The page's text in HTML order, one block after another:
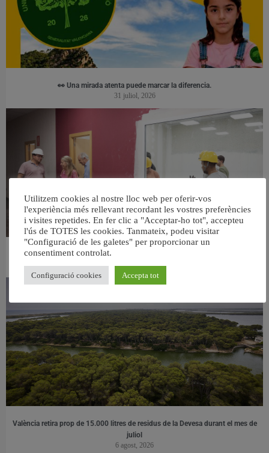
👀 Una mirada atenta puede marcar la diferencia.
31 juliol, 2026
València ultima el nou centre per a persones majors del barri de Sant Antoni
6 agost, 2026
València retira prop de 15.000 litres de residus de la Devesa durant el mes de
juliol
6 agost, 2026
Utilitzem cookies al nostre lloc web per oferir-vos
l'experiència més rellevant recordant les vostres preferències
i visites repetides. En fer clic a "Acceptar-ho tot", accepteu
l'ús de TOTES les cookies. Tanmateix, podeu visitar
"Configuració de les galetes" per proporcionar un
consentiment controlat.
Configuració cookies Accepta tot